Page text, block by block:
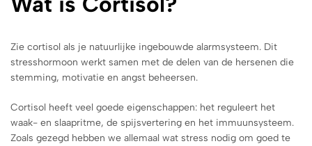
Zie cortisol als je natuurlijke ingebouwde alarmsysteem. Dit
stresshormoon werkt samen met de delen van de hersenen die
stemming, motivatie en angst beheersen.
Cortisol heeft veel goede eigenschappen: het reguleert het
waak- en slaapritme, de spijsvertering en het immuunsysteem.
Zoals gezegd hebben we allemaal wat stress nodig om goed te